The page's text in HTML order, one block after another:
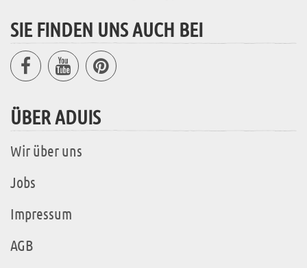
SIE FINDEN UNS AUCH BEI
ÜBER ADUIS
Wir über uns
Jobs
Impressum
AGB